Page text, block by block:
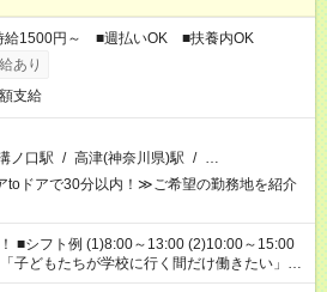
給1500円～ ■週払いOK ■扶養内OK
あり
支給
ノ口駅 / 高津(神奈川県)駅 / …
toドアで30分以内！≫ご希望の勤務地を紹介
の準備がしたい」 「午前中は働いて、午後